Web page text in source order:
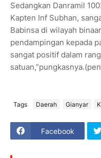
Sedangkan Danramil
Kapten Inf Subhan,
Babinsa di wilayah
pendampingan kepada
sangat positif dalam
Tags Daerah Gianyar
Facebook